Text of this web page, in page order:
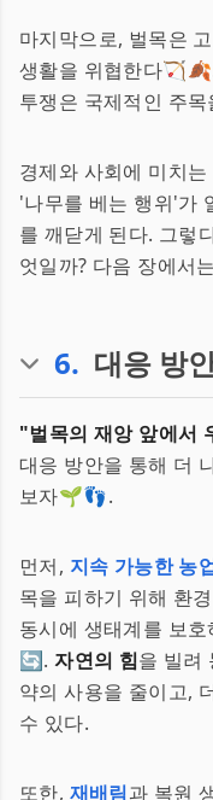
마지막으로, 벌목은
생활을 위협한다
투쟁은 국제적인 주
경제와 사회에 미치
'나무를 베는 행위'가
를 깨닫게 된다. 그렇
엇일까? 다음 장에서
6. 대응 방
"벌목의 재앙 앞에서
대응 방안을 통해 더
보자🌱👣.
먼저, 지속 가능한 농
목을 피하기 위해 환
동시에 생태계를 보
🔄.자연의 힘을 빌려
약의 사용을 줄이고,
수 있다.
또한, 재배림과 복원